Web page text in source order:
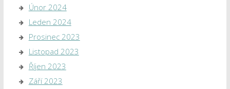
Únor 2024
Leden 2024
Prosinec 2023
Listopad 2023
Říjen 2023
Září 2023